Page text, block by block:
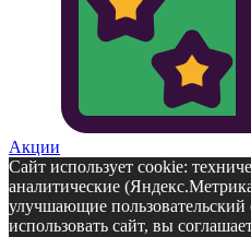
Акции
Сайт использует cookie:
аналитические
улучшающие
использовать сайт, вы